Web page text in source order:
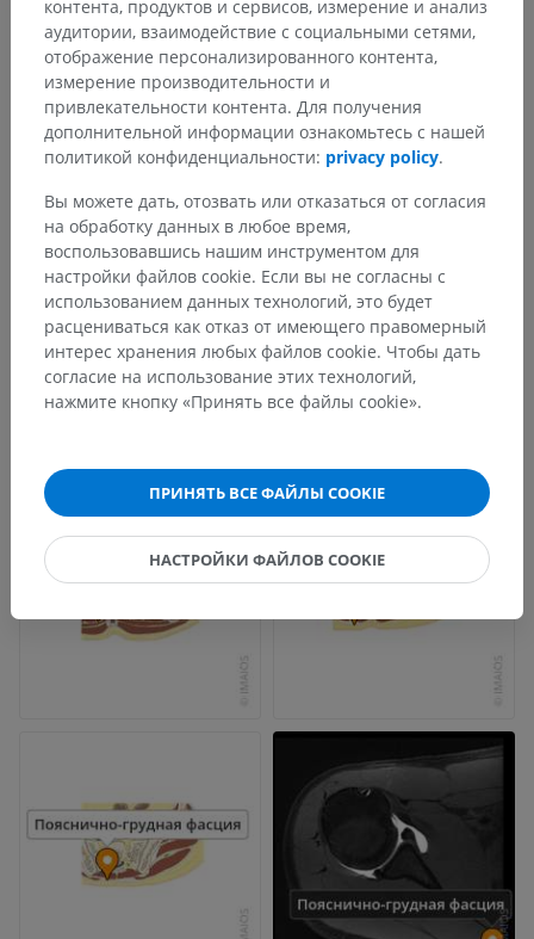
контента, продуктов и сервисов, измерение и анализ
аудитории, взаимодействие с социальными сетями,
отображение персонализированного контента,
измерение производительности и
привлекательности контента. Для получения
дополнительной информации ознакомьтесь с нашей
политикой конфиденциальности: privacy policy.
Вы можете дать, отозвать или отказаться от согласия
на обработку данных в любое время,
воспользовавшись нашим инструментом для
настройки файлов cookie. Если вы не согласны с
использованием данных технологий, это будет
расцениваться как отказ от имеющего правомерный
интерес хранения любых файлов cookie. Чтобы дать
согласие на использование этих технологий,
нажмите кнопку «Принять все файлы cookie».
ПРИНЯТЬ ВСЕ ФАЙЛЫ COOKIE
НАСТРОЙКИ ФАЙЛОВ COOKIE